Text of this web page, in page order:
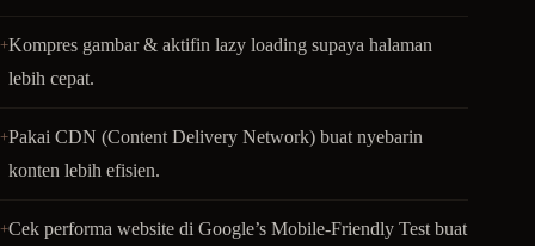
Kompres gambar & aktifin lazy loading supaya halaman
lebih cepat.
Pakai CDN (Content Delivery Network) buat nyebarin
konten lebih efisien.
Cek performa website di Google’s Mobile-Friendly Test buat